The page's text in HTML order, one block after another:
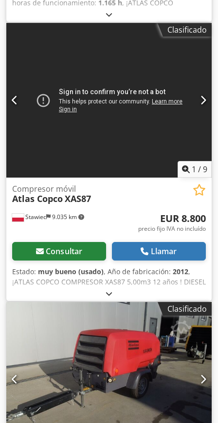
horas de funcionamiento: 1.165 h, ¡ATLAS COPCO
COMPRESOR XAS87 5,00m3 13r ! Csdpotu E Eysfx Ai Iorf
DIESEL compresor ATLAS COPCO XAS87 máquina después
del servicio Datos técnicos: capacidad 5.00 m3/min;
máquina
Clasificado
1 /9
Stawiec 9.035 km
Compresor móvil
Atlas CopcoXAS87
EUR 8.800
precio fijo IVA no incluído
Consultar Llamar
Estado: muy bueno (usado), Año de fabricación: 2012,
¡ATLAS COPCO COMPRESOR XAS87 5,00m3 12 años ! DIESEL
compresor ATLAS COPCO XAS87 máquina después del
servicio Credpfxotyk Taj Ai Ief Datos técnicos: capacidad
5.00 m3/min; presión de trabajo 7 Bar; año de producción
2012; motor; KUBOTA ¡¡¡kilometraje 1397h!!! compresor
totalmente operativo, listo para trabajar, damos una
garantía precio neto: 37800 zł precio bruto: 46494 zł A
continuación se muestra un enlace a un vídeo que
muestra cómo funciona la máquina
Clasificado